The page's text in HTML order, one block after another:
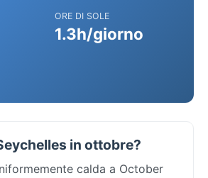
ORE DI SOLE
1.3h/giorno
in ottobre?
calda a October